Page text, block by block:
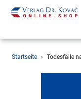
DirektStartseite › Todesfälle